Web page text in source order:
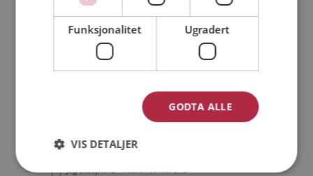
Min alder:
Jeg akseptererMedlemsvilkårene
Funksjonalitet Ugradert
GODTA ALLE
VIS DETALJER